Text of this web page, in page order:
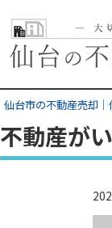
仙台市の不動産売却
不動産が